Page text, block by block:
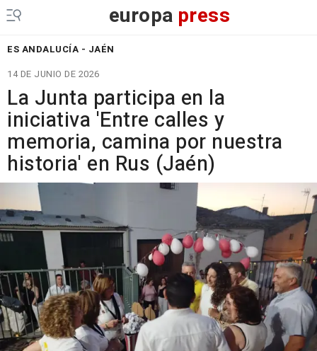
europa press
ES ANDALUCÍA - JAÉN
14 DE JUNIO DE 2026
La Junta participa en la
iniciativa 'Entre calles y
memoria, camina por nuestra
historia' en Rus (Jaén)